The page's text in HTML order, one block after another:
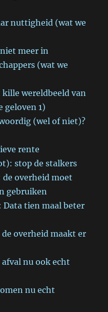
nuttigheid (wat we
meer in
(wat we
wereldbeeld van
geloven 1)
(wel of niet)?
rente
stop de stalkers
overheid moet
gebruiken
tien maal beter
overheid maakt er
nu ook echt
nu echt